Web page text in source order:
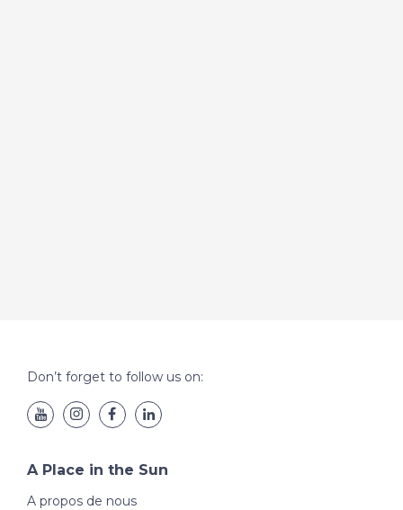
Don’t forget to follow us on:
A Place in the Sun
A propos de nous